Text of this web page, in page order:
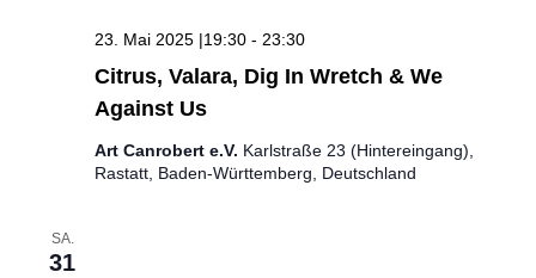
Citrus, Valara, Dig In Wretch & We
Against Us
23. Mai 2025 |19:30 - 23:30
Art Canrobert e.V. Karlstraße 23 (Hintereingang),
Rastatt, Baden-Württemberg, Deutschland
SA.
31